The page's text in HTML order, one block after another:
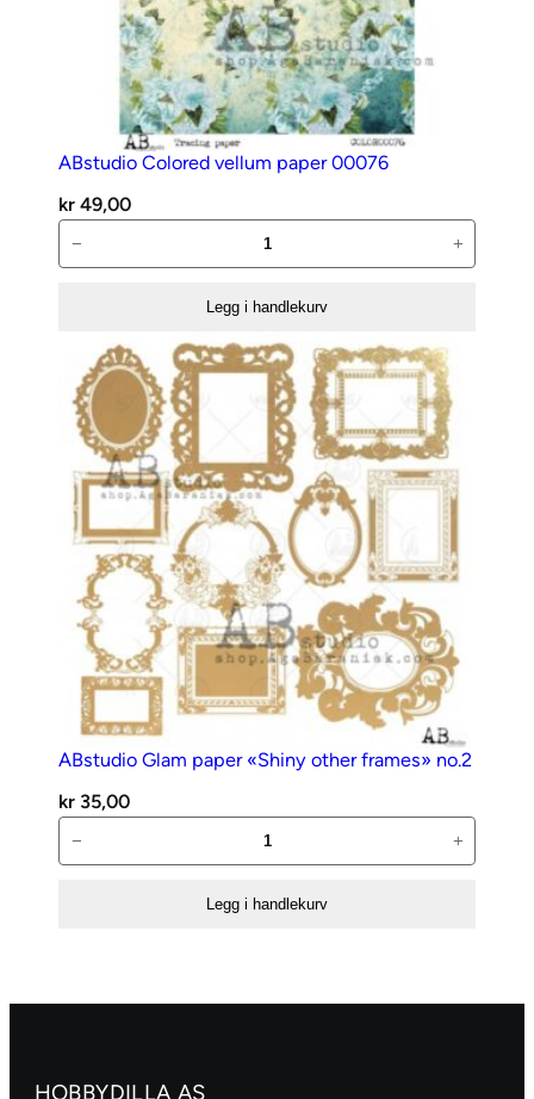
ABstudio Colored vellum paper 00076
kr 49,00
Colored
00076
antall
− +
Legg i handlekurv
ABstudio Glam paper «Shiny other frames» no.2
kr 35,00
Glam
no.2
− +
Legg i handlekurv
HOBBYDILLA AS